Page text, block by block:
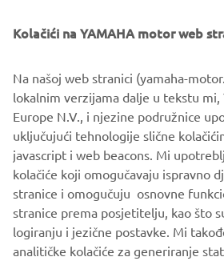
tenders to offshore-capable RIBs.
fun and reliability on any water.
ZODIAC OFFICIAL
Kolačići na YAMAHA motor web
Na našoj web stranici (yamaha-
lokalnim verzijama dalje u tekstu mi,
Europe N.V., i njezine podružnice
uključujući tehnologije slične
javascript i web beacons. Mi
kolačiće koji omogučavaju ispravno
stranice i omogučuju osnovne
stranice prema posjetitelju, kao što
logiranju i jezične postavke. Mi
analitičke kolačiće za generiranje